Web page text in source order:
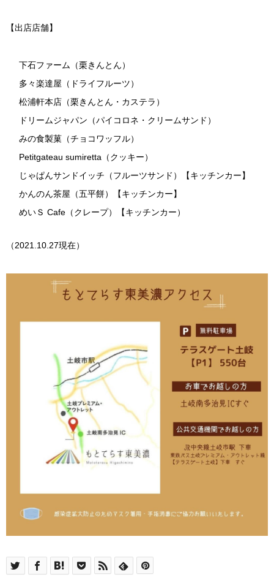
【出店店舗】
下石ファーム（栗きんとん）
多々楽達屋（ドライフルーツ）
松浦軒本店（栗きんとん・カステラ）
ドリームジャパン（パイコロネ・クリームサンド）
みの食製菓（チョコワッフル）
Petitgateau sumiretta（クッキー）
じゃぱんサンドイッチ（フルーツサンド）【キッチンカー】
かんのん茶屋（五平餅）【キッチンカー】
めいＳ Cafe（クレープ）【キッチンカー）
（2021.10.27現在）